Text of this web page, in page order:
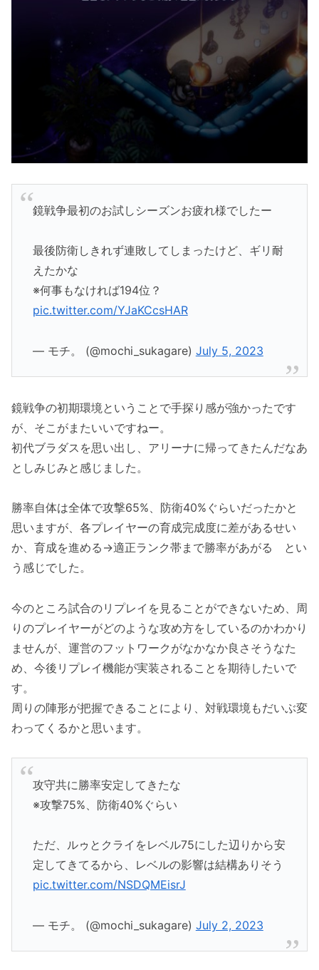
鏡戦争最初のお試しシーズンお疲れ様でしたー
最後防衛しきれず連敗してしまったけど、ギリ耐
えたかな
※何事もなければ194位？
pic.twitter.com/YJaKCcsHAR
— モチ。 (@mochi_sukagare) July 5, 2023
鏡戦争の初期環境ということで手探り感が強かったです
が、そこがまたいいですねー。
初代ブラダスを思い出し、アリーナに帰ってきたんだなあ
としみじみと感じました。
勝率自体は全体で攻撃65%、防衛40%ぐらいだったかと
思いますが、各プレイヤーの育成完成度に差があるせい
か、育成を進める→適正ランク帯まで勝率があがる とい
う感じでした。
今のところ試合のリプレイを見ることができないため、周
りのプレイヤーがどのような攻め方をしているのかわかり
ませんが、運営のフットワークがなかなか良さそうなた
め、今後リプレイ機能が実装されることを期待したいで
す。
周りの陣形が把握できることにより、対戦環境もだいぶ変
わってくるかと思います。
攻守共に勝率安定してきたな
※攻撃75%、防衛40%ぐらい
ただ、ルゥとクライをレベル75にした辺りから安
定してきてるから、レベルの影響は結構ありそう
pic.twitter.com/NSDQMEisrJ
— モチ。 (@mochi_sukagare) July 2, 2023